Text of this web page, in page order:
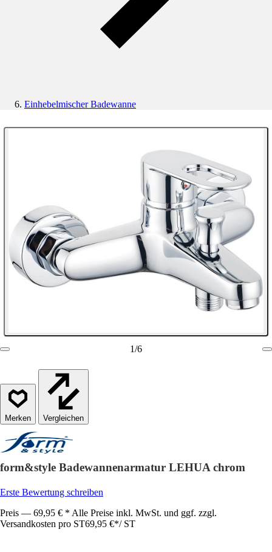
Einhebelmischer Badewanne
1/6
Vergleichen
form&style Badewannenarmatur LEHUA chrom
Erste Bewertung schreiben
Preis — 69,95 € * Alle Preise inkl. MwSt. und ggf. zzgl.
Versandkosten pro ST69,95 €*/ ST